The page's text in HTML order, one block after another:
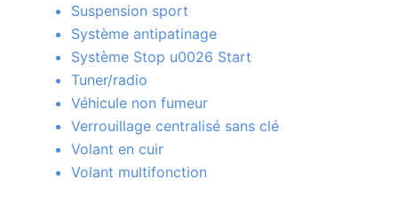
Suspension sport
Système antipatinage
Système Stop u0026 Start
Tuner/radio
Véhicule non fumeur
Verrouillage centralisé sans clé
Volant en cuir
Volant multifonction